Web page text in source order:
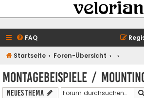
FAQ
Startseite Foren-Übersicht
Montagebeispiele /
Neues Thema